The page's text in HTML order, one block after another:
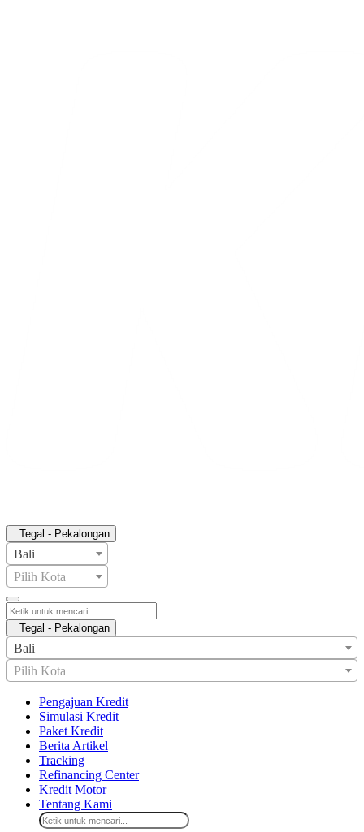
Tegal - Pekalongan
Bali
Pilih Kota
Tegal - Pekalongan
Bali
Pilih Kota
Pengajuan Kredit
Simulasi Kredit
Paket Kredit
Berita Artikel
Tracking
Refinancing Center
Kredit Motor
Tentang Kami